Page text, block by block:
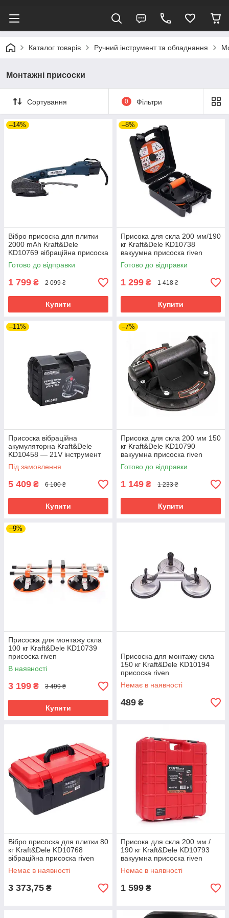
Каталог товарів Ручний інструмент та обладнання
Монтажні присоски
Сортування 0 Фільтри
–14%
Вібро присоска для плитки
2000 mAh Kraft&Dele
KD10769 вібраційна присоска
riven
Готово до відправки
1 799 ₴ 2 099 ₴
Купити
–8%
Присока для скла 200 мм/190
кг Kraft&Dele KD10738
вакуумна присоска riven
Готово до відправки
1 299 ₴ 1 418 ₴
Купити
–11%
Присоска вібраційна
акумуляторна Kraft&Dele
KD10458 — 21V інструмент
для плитки riven
Під замовлення
5 409 ₴ 6 100 ₴
Купити
–7%
Присока для скла 200 мм 150
кг Kraft&Dele KD10790
вакуумна присоска riven
Готово до відправки
1 149 ₴ 1 233 ₴
Купити
–9%
Присоска для монтажу скла
100 кг Kraft&Dele KD10739
присоска riven
В наявності
3 199 ₴ 3 499 ₴
Купити
Присоска для монтажу скла
150 кг Kraft&Dele KD10194
присоска riven
Немає в наявності
489 ₴
Вібро присоска для плитки 80
кг Kraft&Dele KD10768
вібраційна присоска riven
Немає в наявності
3 373,75 ₴
Присока для скла 200 мм /
190 кг Kraft&Dele KD10793
вакуумна присоска riven
Немає в наявності
1 599 ₴